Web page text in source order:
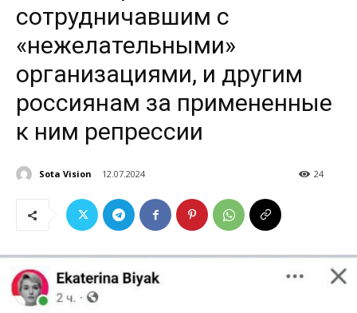
сотрудничавшим с
«нежелательными»
организациями, и другим
россиянам за примененные
к ним репрессии
Sota Vision 12.07.2024 24